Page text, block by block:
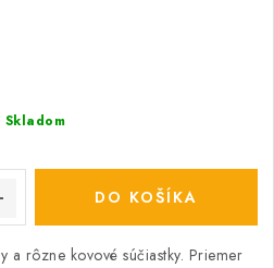
Skladom
DO KOŠÍKA
a rôzne kovové súčiastky. Priemer